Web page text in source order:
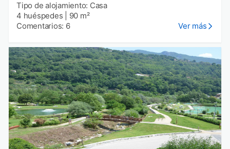
Tipo de alojamiento: Casa
4 huéspedes
90 m²
Comentarios: 6
Ver más